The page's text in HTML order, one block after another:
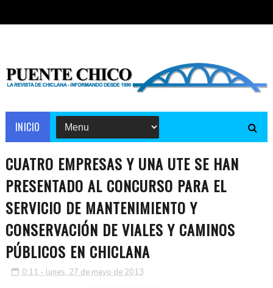
INICIO
CUATRO EMPRESAS Y UNA UTE SE HAN
PRESENTADO AL CONCURSO PARA EL
SERVICIO DE MANTENIMIENTO Y
CONSERVACIÓN DE VIALES Y CAMINOS
PÚBLICOS EN CHICLANA
0:11 - lunes, 27 de mayo de 2013